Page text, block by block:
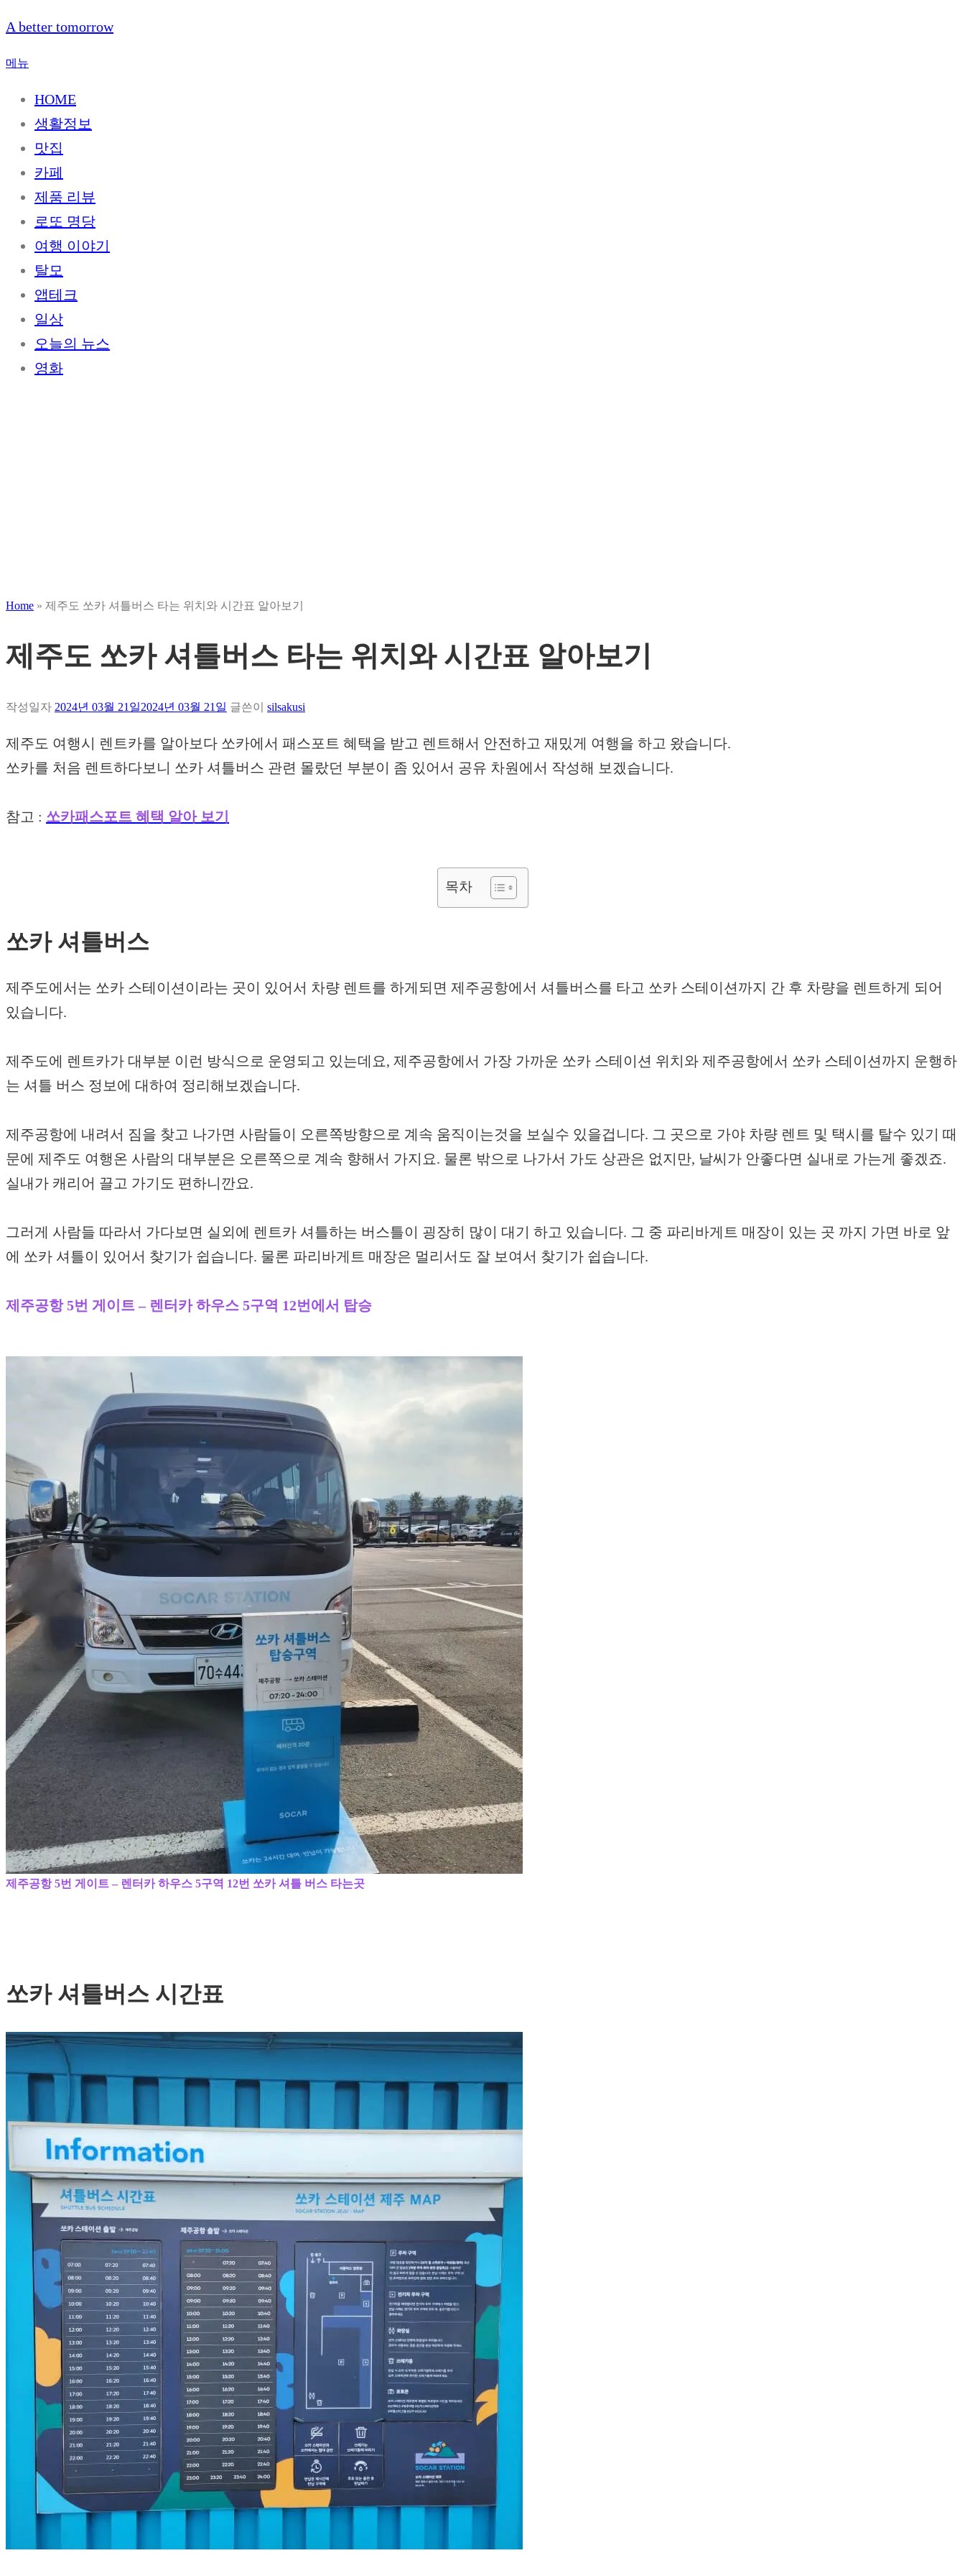
내
으
A better tomorrow
메뉴
HOME
생활정보
맛집
카페
제품 리뷰
로또 명당
여행 이야기
탈모
앱테크
일상
오늘의 뉴스
영화
Home » 제주도 쏘카 셔틀버스 타는 위치와 시간표 알아보기
제주도 쏘카 셔틀버스 타는 위치와 시간표 알아보기
작성일자 2024년 03월 21일2024년 03월 21일 글쓴이 silsakusi
제주도 여행시 렌트카를 알아보다 쏘카에서 패스포트 혜택을 받고 렌트해서 안전하고 재밌게 여행을 하고 왔습니다.
쏘카를 처음 렌트하다보니 쏘카 셔틀버스 관련 몰랐던 부분이 좀 있어서 공유 차원에서 작성해 보겠습니다.
참고 : 쏘카패스포트 혜택 알아 보기
목차
쏘카 셔틀버스
제주도에서는 쏘카 스테이션이라는 곳이 있어서 차량 렌트를 하게되면 제주공항에서 셔틀버스를 타고 쏘카 스테이션까지 간 후 차량을 렌트하게 되어
있습니다.
제주도에 렌트카가 대부분 이런 방식으로 운영되고 있는데요, 제주공항에서 가장 가까운 쏘카 스테이션 위치와 제주공항에서 쏘카 스테이션까지 운행하
는 셔틀 버스 정보에 대하여 정리해보겠습니다.
제주공항에 내려서 짐을 찾고 나가면 사람들이 오른쪽방향으로 계속 움직이는것을 보실수 있을겁니다. 그 곳으로 가야 차량 렌트 및 택시를 탈수 있기 때
문에 제주도 여행온 사람의 대부분은 오른쪽으로 계속 향해서 가지요. 물론 밖으로 나가서 가도 상관은 없지만, 날씨가 안좋다면 실내로 가는게 좋겠죠.
실내가 캐리어 끌고 가기도 편하니깐요.
그러게 사람들 따라서 가다보면 실외에 렌트카 셔틀하는 버스틀이 굉장히 많이 대기 하고 있습니다. 그 중 파리바게트 매장이 있는 곳 까지 가면 바로 앞
에 쏘카 셔틀이 있어서 찾기가 쉽습니다. 물론 파리바게트 매장은 멀리서도 잘 보여서 찾기가 쉽습니다.
제주공항 5번 게이트 – 렌터카 하우스 5구역 12번에서 탑승
제주공항 5번 게이트 – 렌터카 하우스 5구역 12번 쏘카 셔틀 버스 타는곳
쏘카 셔틀버스 시간표